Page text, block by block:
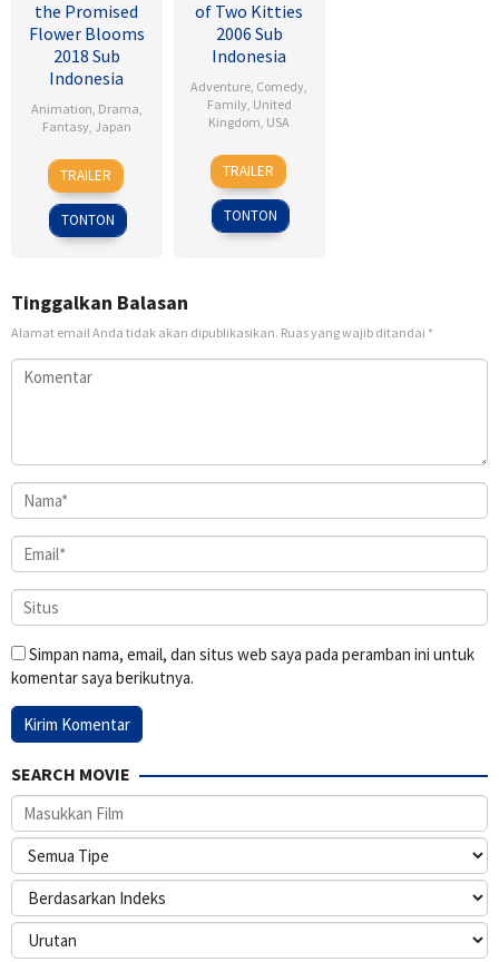
the Promised
Flower Blooms
2018 Sub
Indonesia
Animation, Drama,
Fantasy, Japan
24
Feb
2018
Heo
Jong
TRAILER
TONTON
of Two Kitties
2006 Sub
Indonesia
Adventure, Comedy,
Family, United
Kingdom, USA
15
Jun
2006
Tim
Hill
TRAILER
TONTON
Tinggalkan Balasan
Alamat email Anda tidak akan dipublikasikan. Ruas yang wajib ditandai *
Simpan nama, email, dan situs web saya pada peramban ini untuk
komentar saya berikutnya.
SEARCH MOVIE